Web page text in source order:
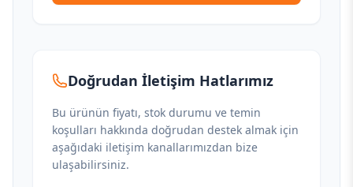
Doğrudan İletişim Hatlarımız
Bu ürünün fiyatı, stok durumu ve temin
koşulları hakkında doğrudan destek almak için
aşağıdaki iletişim kanallarımızdan bize
ulaşabilirsiniz.